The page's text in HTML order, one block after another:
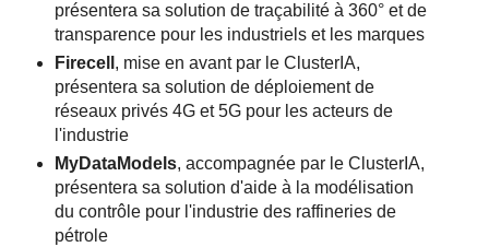
présentera sa solution de traçabilité à 360° et de
transparence pour les industriels et les marques
Firecell , mise en avant par le ClusterIA,
présentera sa solution de déploiement de
réseaux privés 4G et 5G pour les acteurs de
l'industrie
MyDataModels, accompagnée par le ClusterIA,
présentera sa solution d'aide à la modélisation
du contrôle pour l'industrie des raffineries de
pétrole